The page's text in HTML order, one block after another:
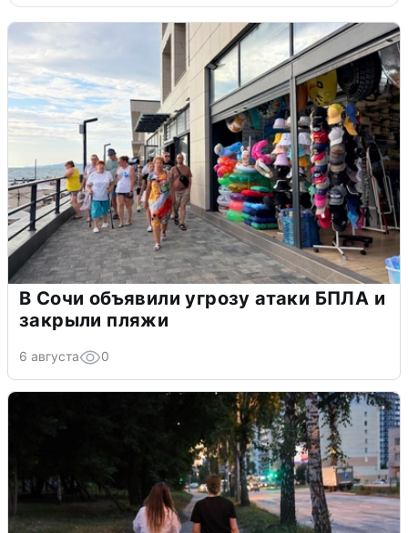
В Сочи объявили угрозу атаки БПЛА и
закрыли пляжи
6 августа 0